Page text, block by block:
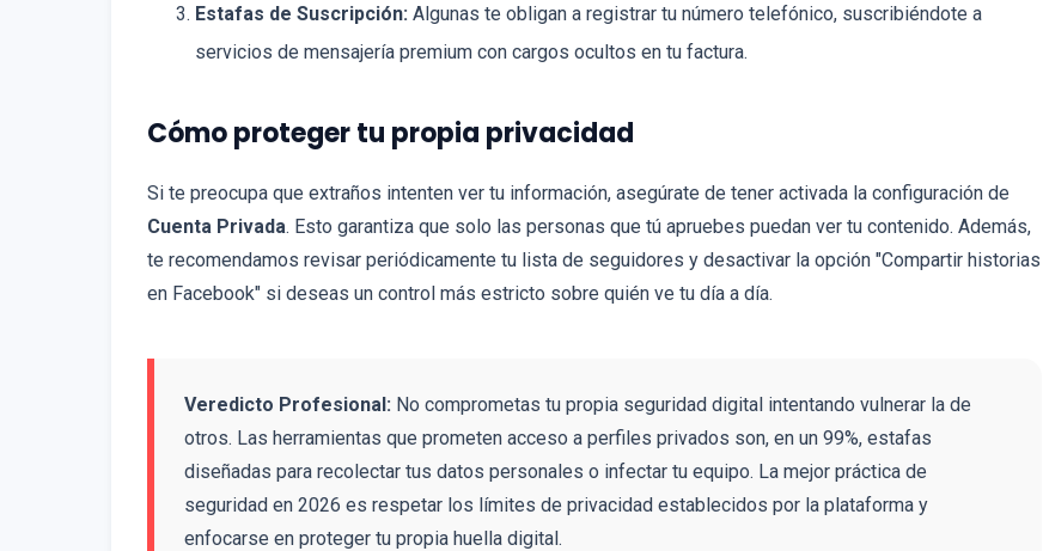
Estafas de Suscripción: Algunas te obligan a registrar tu número telefónico, suscribiéndote a
servicios de mensajería premium con cargos ocultos en tu factura.
Cómo proteger tu propia privacidad
Si te preocupa que extraños intenten ver tu información, asegúrate de tener activada la configuración de
Cuenta Privada. Esto garantiza que solo las personas que tú apruebes puedan ver tu contenido. Además,
te recomendamos revisar periódicamente tu lista de seguidores y desactivar la opción "Compartir historias
en Facebook" si deseas un control más estricto sobre quién ve tu día a día.
Veredicto Profesional: No comprometas tu propia seguridad digital intentando vulnerar la de
otros. Las herramientas que prometen acceso a perfiles privados son, en un 99%, estafas
diseñadas para recolectar tus datos personales o infectar tu equipo. La mejor práctica de
seguridad en 2026 es respetar los límites de privacidad establecidos por la plataforma y
enfocarse en proteger tu propia huella digital.